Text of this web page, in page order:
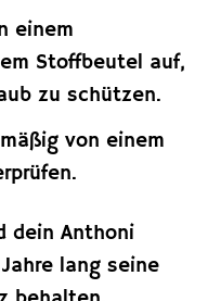
einem
Stoffbeutel auf,
zu schützen.
von einem
dein Anthoni
lang seine